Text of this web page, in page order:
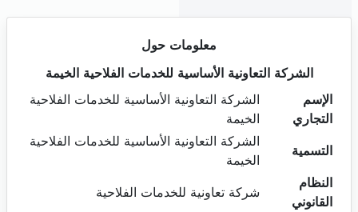
معلومات حول
الشركة التعاونية الأساسية للخدمات الفلاحية الخيمة
الإسم
التجاري
الشركة التعاونية الأساسية للخدمات الفلاحية
الخيمة
التسمية
الشركة التعاونية الأساسية للخدمات الفلاحية
الخيمة
النظام
القانوني
شركة تعاونية للخدمات الفلاحية